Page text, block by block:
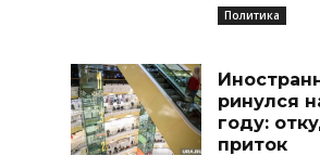
Политика
ринулся
году:
приток